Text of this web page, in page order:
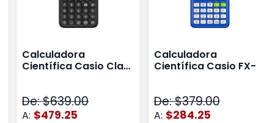
Calculadora
Científica Casio Class
De: $639.00
A: $479.25
Calculadora
Científica Casio FX-
De: $379.00
A: $284.25